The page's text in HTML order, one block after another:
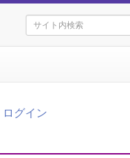
ログイン